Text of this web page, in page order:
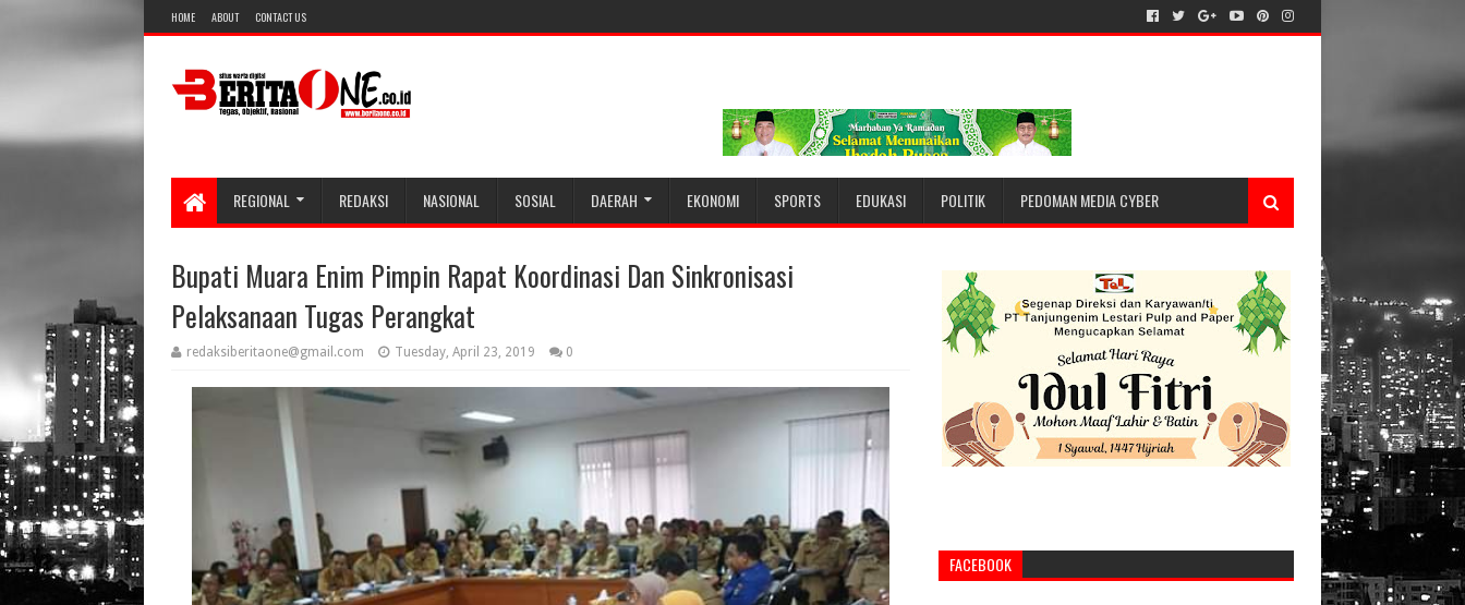
HOME ABOUT CONTACT US
REGIONAL REDAKSI NASIONAL SOSIAL DAERAH EKONOMI SPORTS EDUKASI POLITIK PEDOMAN MEDIA CYBER
Bupati Muara Enim Pimpin Rapat Koordinasi Dan Sinkronisasi
Pelaksanaan Tugas Perangkat
redaksiberitaone@gmail.com Tuesday, April 23, 2019 0
FACEBOOK